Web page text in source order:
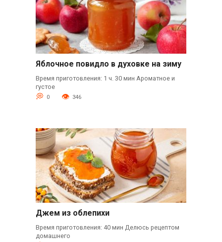
Яблочное повидло в духовке на зиму
Время приготовления: 1 ч. 30 мин Ароматное и
густое
0 346
Джем из облепихи
Время приготовления: 40 мин Делюсь рецептом
домашнего